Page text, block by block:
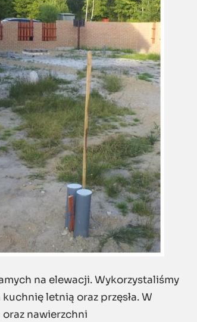
na elewacji. Wykorzystaliśmy
letnią oraz przęsła. W
nawierzchni